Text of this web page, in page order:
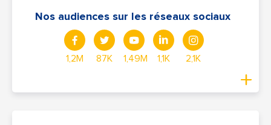
Nos audiences sur les réseaux sociaux
1,2M 87K 1,49M 1,1K 2,1K